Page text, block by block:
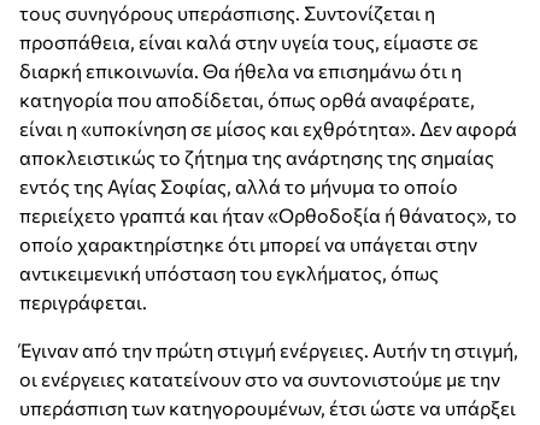
τους συνηγόρους υπεράσπισης. Συντονίζεται η
προσπάθεια, είναι καλά στην υγεία τους, είμαστε σε
διαρκή επικοινωνία. Θα ήθελα να επισημάνω ότι η
κατηγορία που αποδίδεται, όπως ορθά αναφέρατε,
είναι η «υποκίνηση σε μίσος και εχθρότητα». Δεν αφορά
αποκλειστικώς το ζήτημα της ανάρτησης της σημαίας
εντός της Αγίας Σοφίας, αλλά το μήνυμα το οποίο
περιείχετο γραπτά και ήταν «Ορθοδοξία ή θάνατος», το
οποίο χαρακτηρίστηκε ότι μπορεί να υπάγεται στην
αντικειμενική υπόσταση του εγκλήματος, όπως
περιγράφεται.
Έγιναν από την πρώτη στιγμή ενέργειες. Αυτήν τη στιγμή,
οι ενέργειες κατατείνουν στο να συντονιστούμε με την
υπεράσπιση των κατηγορουμένων, έτσι ώστε να υπάρξει